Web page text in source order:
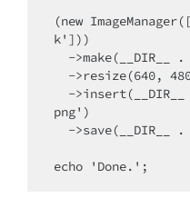
(new
k']))
png')
echo 'Done.';